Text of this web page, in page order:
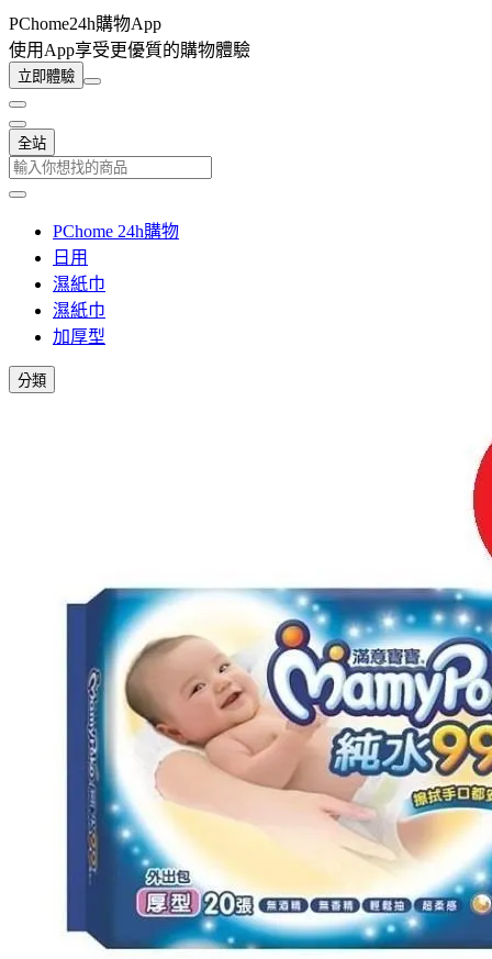
PChome24h購物App
使用App享受更優質的購物體驗
立即體驗
全站
PChome 24h購物
日用
濕紙巾
濕紙巾
加厚型
分類